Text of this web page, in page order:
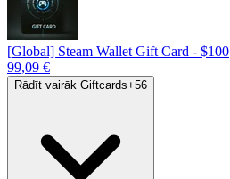
[Global] Steam Wallet Gift Card - $100
99,09 €
Rādīt vairāk Giftcards+56